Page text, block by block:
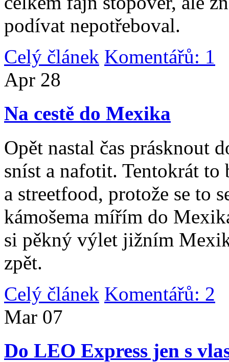
podívat nepotřeboval.
Celý článek Komentářů: 1
Apr 28
Na cestě do Mexika
Opět nastal čas prásknout
sníst a nafotit. Tentokrát
a streetfood, protože se to
kámošema mířím do
si pěkný výlet jižním
zpět.
Celý článek Komentářů: 2
Mar 07
Do LEO Express jen s